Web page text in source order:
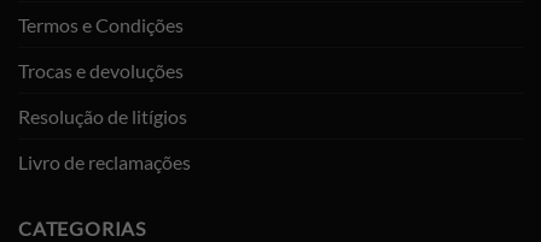
Termos e Condições
Trocas e devoluções
Resolução de litígios
Livro de reclamações
CATEGORIAS